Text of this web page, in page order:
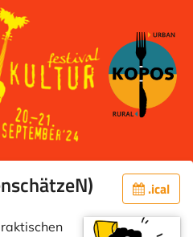
.ical